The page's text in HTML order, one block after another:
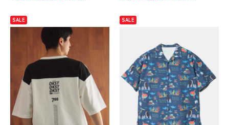
SALE SALE